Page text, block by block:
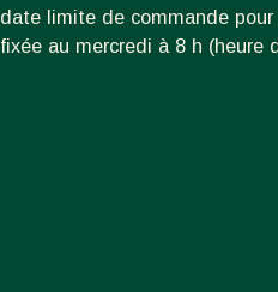
date limite de commande
fixée au mercredi à 8 h (heure